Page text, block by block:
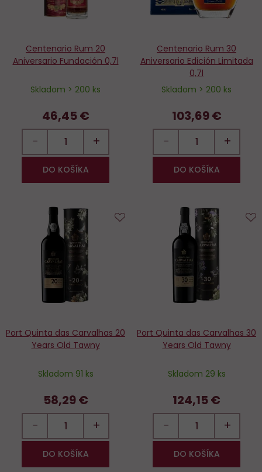
Centenario Rum 20
Aniversario Fundación 0,7l
Skladom > 200 ks
46,45 €
− +
DO KOŠÍKA
Centenario Rum 30
Aniversario Edición Limitada
0,7l
Skladom > 200 ks
103,69 €
− +
DO KOŠÍKA
Port Quinta das Carvalhas 20
Years Old Tawny
Skladom 91 ks
58,29 €
− +
DO KOŠÍKA
obľúbených
Port Quinta das Carvalhas 30
Years Old Tawny
Skladom 29 ks
124,15 €
− +
DO KOŠÍKA